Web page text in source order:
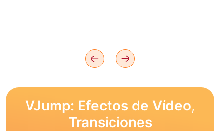
VJump: Efectos de Vídeo,
Transiciones